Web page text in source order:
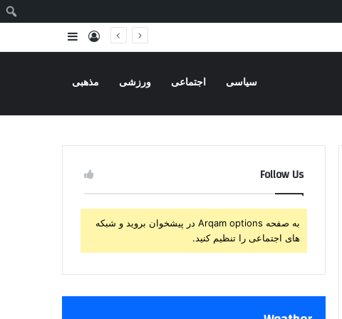
ورودسایدبار
سیاسی اجتماعی ورزشی مذهبی
Follow Us
به صفحه Arqam options در پیشخوان بروید و شبکه
های اجتماعی را تنظیم کنید.